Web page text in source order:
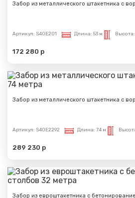
Забор из металлического штакетника с
Артикул: S40E201 Длина: 53 м Высота:
172 280 р
Забор из металлического штакетника с
Артикул: S40E2292 Длина: 74 м
289 230 р
Забор из евроштакетника с
Спасибо за обращение, наш